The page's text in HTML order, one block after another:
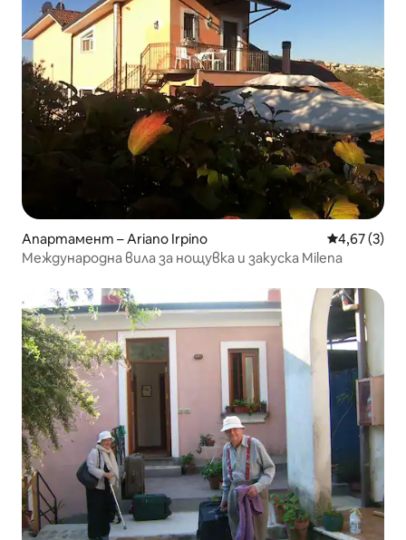
Апартамент – Ariano Irpino Средна
4,67 (3)
Международна вила за нощувка и закуска Milena